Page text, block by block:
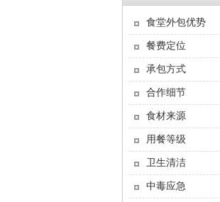
食堂外包优势
餐费定位
承包方式
合作细节
食材来源
用餐等级
卫生清洁
中毒应急